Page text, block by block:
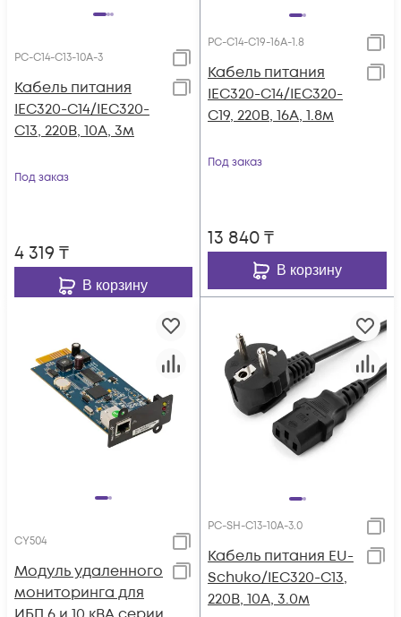
PC-C14-C13-10A-3
Кабель питания
IEC320-C14/IEC320-
C13, 220B, 10А, 3м
Под заказ
4 319 ₸
В корзину
PC-C14-C19-16A-1.8
Кабель питания
IEC320-C14/IEC320-
C19, 220B, 16А, 1.8м
Под заказ
13 840₸
В корзину
CY504
Модуль удаленного
мониторинга для
PC-SH-C13-10A-3.0
Кабель питания EU-
Schuko/IEC320-C13,
220B, 10А, 3.0м